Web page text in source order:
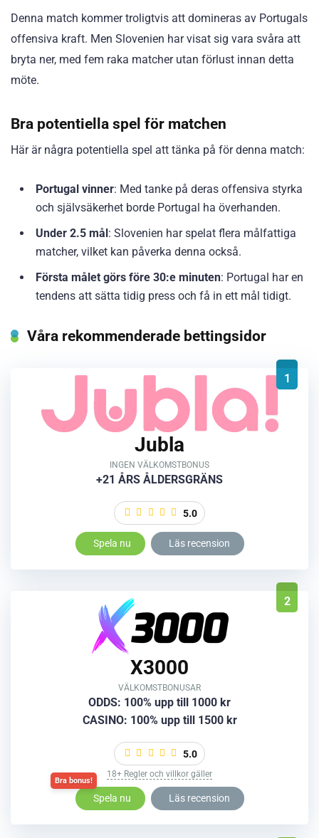
Denna match kommer troligtvis att domineras av Portugals
offensiva kraft. Men Slovenien har visat sig vara svåra att
bryta ner, med fem raka matcher utan förlust innan detta
möte.
Bra potentiella spel för matchen
Här är några potentiella spel att tänka på för denna match:
Portugal vinner: Med tanke på deras offensiva styrka
och självsäkerhet borde Portugal ha överhanden.
Under 2.5 mål: Slovenien har spelat flera målfattiga
matcher, vilket kan påverka denna också.
Första målet görs före 30:e minuten: Portugal har en
tendens att sätta tidig press och få in ett mål tidigt.
Våra rekommenderade bettingsidor
1
Jubla
INGEN VÄLKOMSTBONUS
+21 ÅRS ÅLDERSGRÄNS
5.0
Spela nu Läs recension
2
X3000
VÄLKOMSTBONUSAR
ODDS: 100% upp till 1000 kr
CASINO: 100% upp till 1500 kr
5.0
18+ Regler och villkor gäller
Spela nu Läs recension